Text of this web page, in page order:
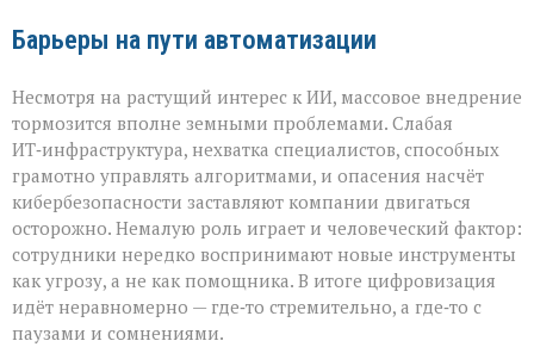
Барьеры на пути автоматизации
Несмотря на растущий интерес к ИИ, массовое внедрение
тормозится вполне земными проблемами. Слабая
ИТ‑инфраструктура, нехватка специалистов, способных
грамотно управлять алгоритмами, и опасения насчёт
кибербезопасности заставляют компании двигаться
осторожно. Немалую роль играет и человеческий фактор:
сотрудники нередко воспринимают новые инструменты
как угрозу, а не как помощника. В итоге цифровизация
идёт неравномерно — где‑то стремительно, а где‑то с
паузами и сомнениями.